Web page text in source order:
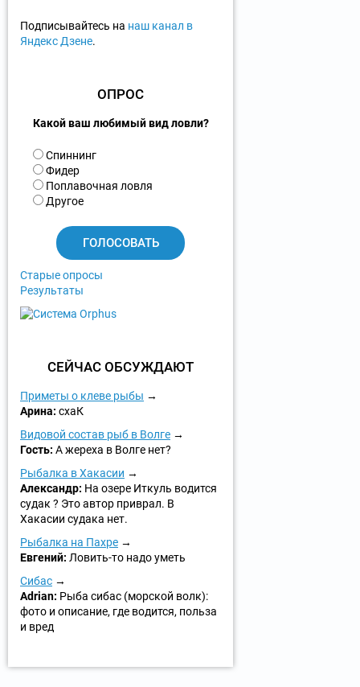
Подписывайтесь на наш канал в
Яндекс Дзене.
ОПРОС
Какой ваш любимый вид ловли?
В
а
р
и
Спиннинг
Фидер
Поплавочная ловля
Другое
Старые опросы
Результаты
СЕЙЧАС ОБСУЖДАЮТ
Приметы о клеве рыбы
Арина: схаК
Видовой состав рыб в Волге
Гость: А жереха в Волге нет?
Рыбалка в Хакасии
Александр: На озере Иткуль водится
судак ? Это автор приврал. В
Хакасии судака нет.
Рыбалка на Пахре
Евгений: Ловить-то надо уметь
Сибас
Adrian: Рыба сибас (морской волк):
фото и описание, где водится, польза
и вред